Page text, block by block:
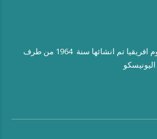
الكافراد منظمة حكومية دولية لعموم افريقيا تم انشائها سنة 1964 من طرف